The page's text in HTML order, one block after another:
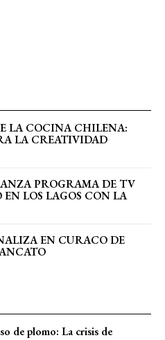
LA COCINA CHILENA:
LA CREATIVIDAD
PROGRAMA DE TV
LOS LAGOS CON LA
EN CURACO DE
de plomo: La crisis de